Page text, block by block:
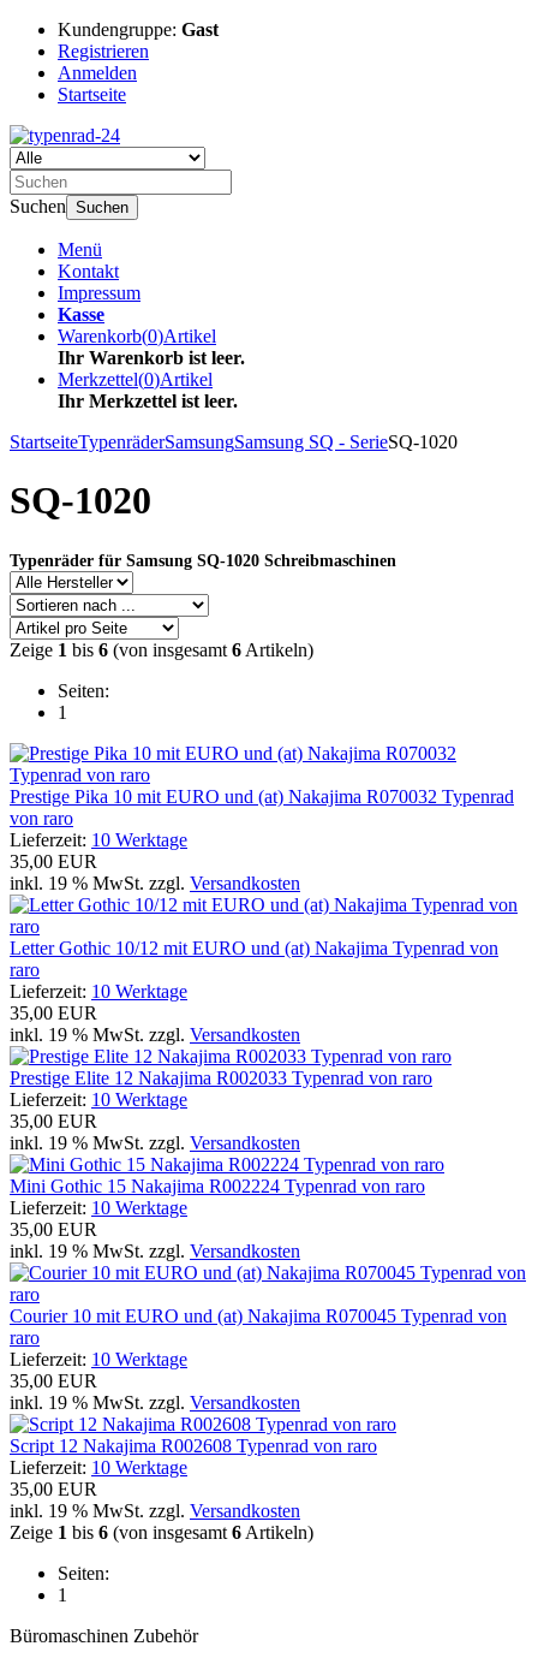
Kundengruppe: Gast
Registrieren
Anmelden
Startseite
Suchen Suchen
Menü
Kontakt
Impressum
Kasse
Warenkorb(0)Artikel
Ihr Warenkorb ist leer.
Merkzettel(0)Artikel
Ihr Merkzettel ist leer.
StartseiteTypenräderSamsungSamsung SQ - SerieSQ-1020
SQ-1020
Typenräder für Samsung SQ-1020 Schreibmaschinen
Zeige 1 bis 6 (von insgesamt 6 Artikeln)
Seiten:
1
Prestige Pika 10 mit EURO und (at) Nakajima R070032 Typenrad
von raro
Lieferzeit: 10 Werktage
35,00 EUR
inkl. 19 % MwSt. zzgl. Versandkosten
Letter Gothic 10/12 mit EURO und (at) Nakajima Typenrad von
raro
Lieferzeit: 10 Werktage
35,00 EUR
inkl. 19 % MwSt. zzgl. Versandkosten
Prestige Elite 12 Nakajima R002033 Typenrad von raro
Lieferzeit: 10 Werktage
35,00 EUR
inkl. 19 % MwSt. zzgl. Versandkosten
Mini Gothic 15 Nakajima R002224 Typenrad von raro
Lieferzeit: 10 Werktage
35,00 EUR
inkl. 19 % MwSt. zzgl. Versandkosten
Courier 10 mit EURO und (at) Nakajima R070045 Typenrad von
raro
Lieferzeit: 10 Werktage
35,00 EUR
inkl. 19 % MwSt. zzgl. Versandkosten
Script 12 Nakajima R002608 Typenrad von raro
Lieferzeit: 10 Werktage
35,00 EUR
inkl. 19 % MwSt. zzgl. Versandkosten
Zeige 1 bis 6 (von insgesamt 6 Artikeln)
Seiten:
1
Büromaschinen Zubehör